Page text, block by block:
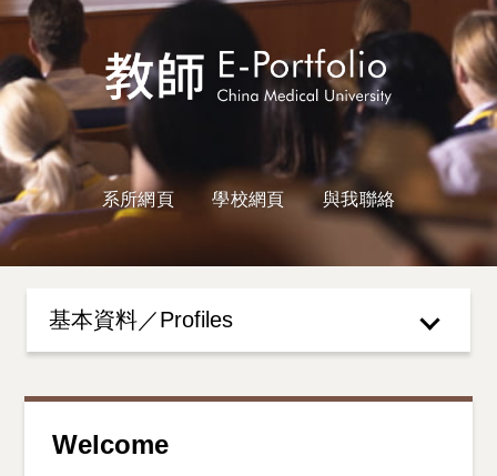
系所網頁 學校網頁 與我聯絡
Welcome
基本資料／Profiles